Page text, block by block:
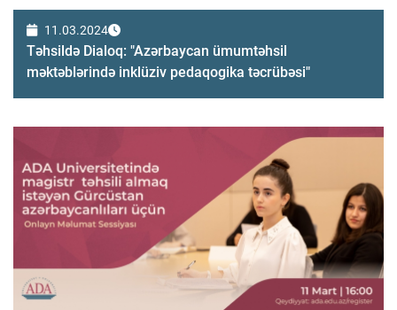
11.03.2024
Təhsildə Dialoq: "Azərbaycan ümumtəhsil
məktəblərində inklüziv pedaqogika təcrübəsi"